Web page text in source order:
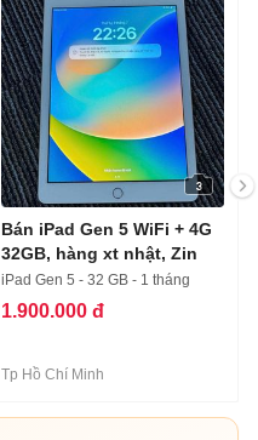
3
Bán iPad Gen 5 WiFi + 4G
32GB, hàng xt nhật, Zin
iPad Gen 5 - 32 GB - 1 tháng
1.900.000 đ
Tp Hồ Chí Minh